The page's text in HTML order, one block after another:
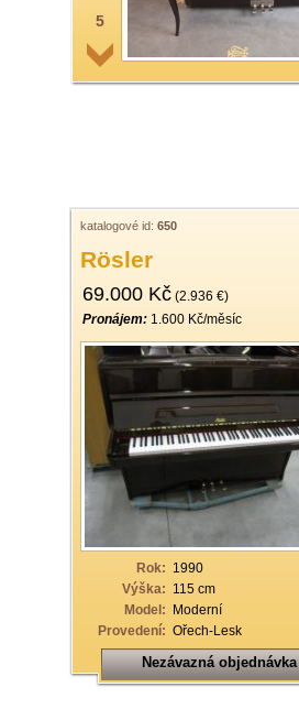
5
6
7
11
12
13
14
15
16
17
18
23
24
katalogové id: 650
Rösler
69.000 Kč (2.936 €)
Pronájem: 1.600 Kč/měsíc
Rok: 1990
Výška: 115 cm
Model: Moderní
Provedení: Ořech-Lesk
Nezávazná objednávka